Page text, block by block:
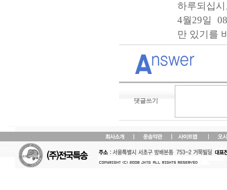
하루되십
4월29일
만 있기를
댓글쓰기